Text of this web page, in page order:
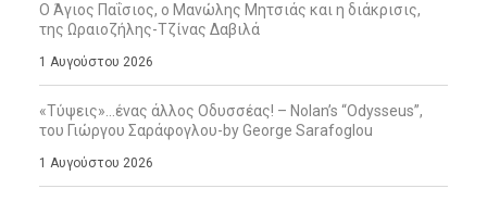
Ο Άγιος Παΐσιος, ο Μανώλης Μητσιάς και η διάκρισις,
της Ωραιοζήλης-Τζίνας Δαβιλά
1 Αυγούστου 2026
«Τύψεις»…ένας άλλος Οδυσσέας! – Nolan’s “Odysseus”,
του Γιώργου Σαράφογλου-by George Sarafoglou
1 Αυγούστου 2026